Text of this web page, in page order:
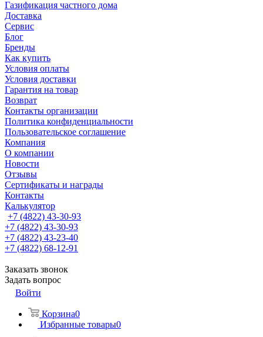
Газификация частного дома
Доставка
Сервис
Блог
Бренды
Как купить
Условия оплаты
Условия доставки
Гарантия на товар
Возврат
Контакты организации
Политика конфиденциальности
Пользовательское соглашение
Компания
О компании
Новости
Отзывы
Сертификаты и награды
Контакты
Калькулятор
+7 (4822) 43-30-93
+7 (4822) 43-30-93
+7 (4822) 43-23-40
+7 (4822) 68-12-91
Заказать звонок
Задать вопрос
Войти
Корзина0
Избранные товары0